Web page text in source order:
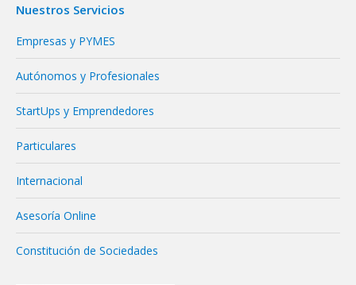
Nuestros Servicios
Empresas y PYMES
Autónomos y Profesionales
StartUps y Emprendedores
Particulares
Internacional
Asesoría Online
Constitución de Sociedades